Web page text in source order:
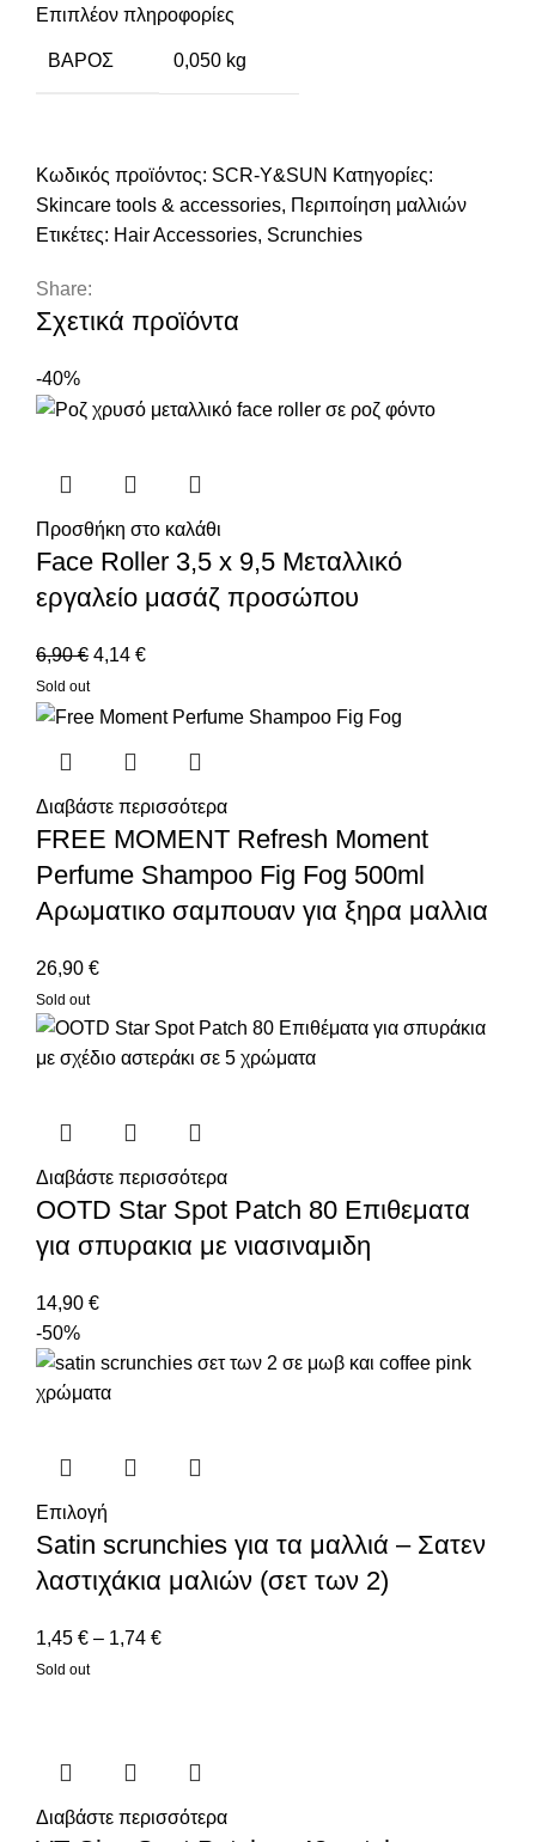
Επιπλέον πληροφορίες
ΒΆΡΟΣ 0,050 kg
Κωδικός προϊόντος: SCR-Y&SUN Κατηγορίες:
Skincare tools & accessories, Περιποίηση μαλλιών
Ετικέτες: Hair Accessories, Scrunchies
Share:
Σχετικά προϊόντα
-40%
Προσθήκη στο καλάθι
Face Roller 3,5 x 9,5 Μεταλλικό
εργαλείο μασάζ προσώπου
6,90€ 4,14 €
Sold out
Διαβάστε περισσότερα
FREE MOMENT Refresh Moment
Perfume Shampoo Fig Fog 500ml
Αρωματικο σαμπουαν για ξηρα μαλλια
26,90 €
Sold out
Διαβάστε περισσότερα
OOTD Star Spot Patch 80 Επιθεματα
για σπυρακια με νιασιναμιδη
14,90 €
-50%
Επιλογή
Satin scrunchies για τα μαλλιά – Σατεν
λαστιχάκια μαλιών (σετ των 2)
1,45 € – 1,74 €
Sold out
Διαβάστε περισσότερα